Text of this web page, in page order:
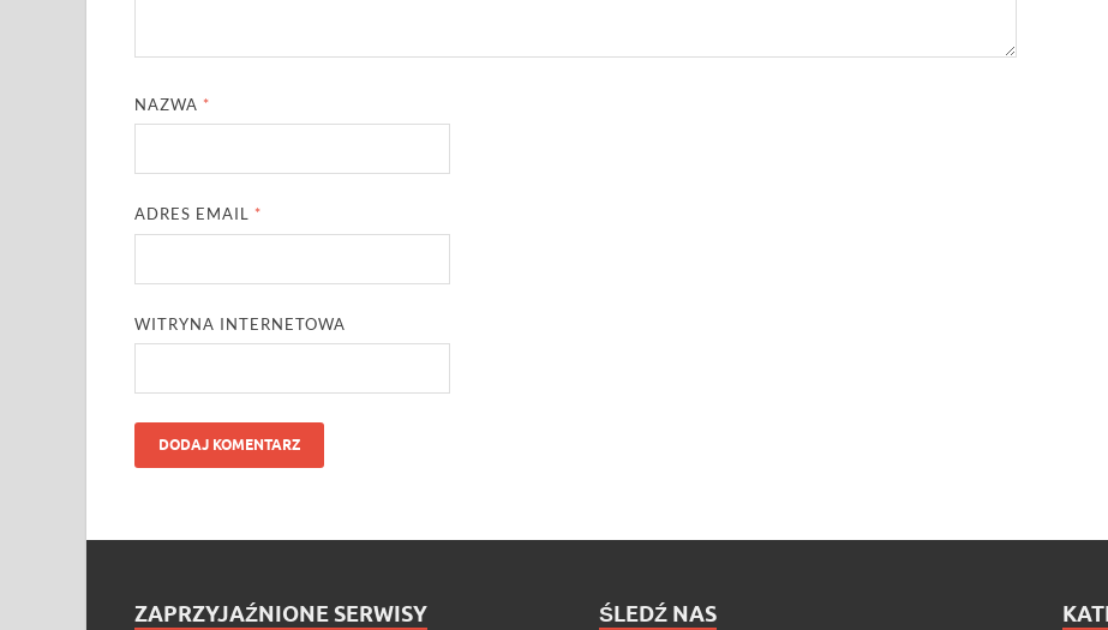
NAZWA *
ADRES EMAIL *
WITRYNA INTERNETOWA
ZAPRZYJAŹNIONE SERWISY ŚLEDŹ NAS